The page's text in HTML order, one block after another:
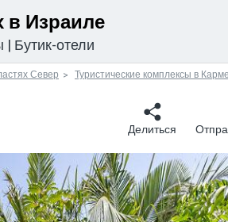
Израиле
| Бутик-отели
Север Туристические комплексы в
Делиться